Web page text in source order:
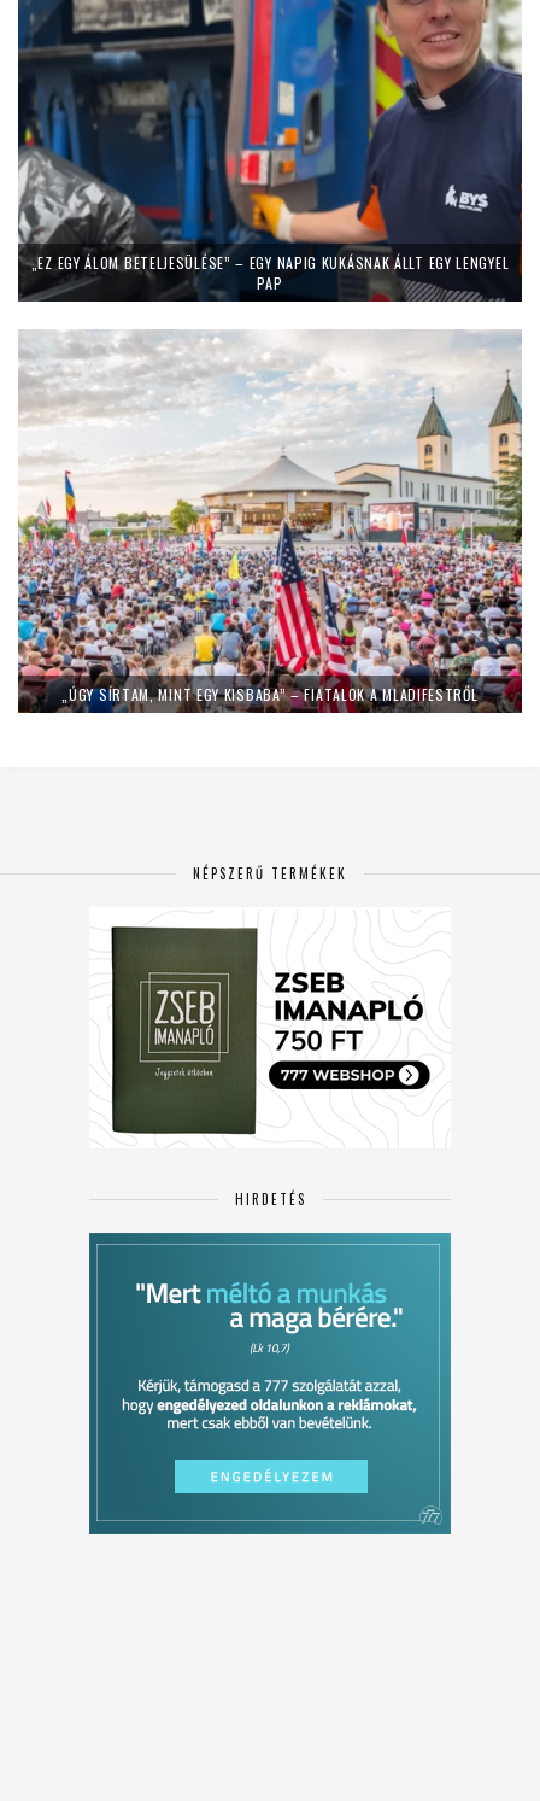
„EZ EGY ÁLOM BETELJESÜLÉSE” – EGY NAPIG KUKÁSNAK ÁLLT EGY LENGYEL
PAP
„ÚGY SÍRTAM, MINT EGY KISBABA” – FIATALOK A MLADIFESTRŐL
NÉPSZERŰ TERMÉKEK
HIRDETÉS